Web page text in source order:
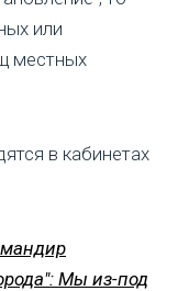
или
местных
в кабинетах
Мы из-под